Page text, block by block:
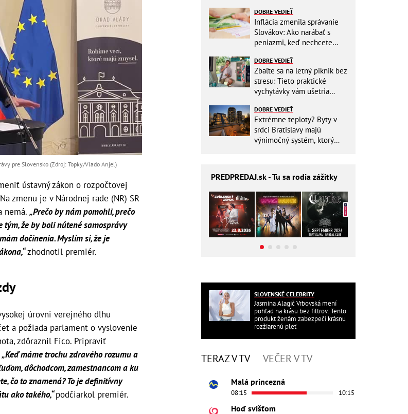
pre Slovensko (Zdroj: Topky/Vlado Anjel)
ústavný zákon o rozpočtovej
zmenu je v Národnej rade (NR) SR
nemá. „Prečo by nám pomohli, prečo
že by boli nútené samosprávy
dočinenia. Myslím si, že je
zhodnotil premiér.
úrovni verejného dlhu
a požiada parlament o vyslovenie
zdôraznil Fico. Pripraviť
„Keď máme trochu zdravého rozumu a
dôchodcom, zamestnancom a ku
čo to znamená? To je definitívny
ako takého,“podčiarkol premiér.
DOBRE VEDIEŤ
Inflácia zmenila správanie
Slovákov: Ako narábať s
peniazmi, keď nechcete
DOBRE VEDIEŤ
Zbaľte sa na letný piknik bez
stresu: Tieto praktické
vychytávky vám ušetria
DOBRE VEDIEŤ
Extrémne teploty? Byty v
srdci Bratislavy majú
výnimočný systém, ktorý
PREDPREDAJ.sk - Tu sa rodia zážitky
SLOVENSKÉ CELEBRITY
Jasmina Alagič Vrbovská mení
pohľad na krásu bez filtrov: Tento
produkt ženám zabezpečí krásnu
rozžiarenú pleť
TERAZ V TV VEČER V TV
Malá princezná
08:15 10:15
Hoď svišťom